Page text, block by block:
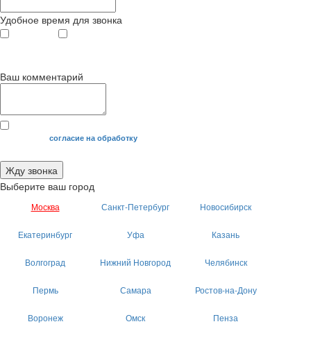
Удобное время для звонка
Ваш комментарий
Я даю своесогласие на обработку
Жду звонка
Выберите ваш город
Москва Санкт-Петербург Новосибирск
Екатеринбург Уфа Казань
Волгоград Нижний Новгород Челябинск
Пермь Самара Ростов-на-Дону
Воронеж Омск Пенза